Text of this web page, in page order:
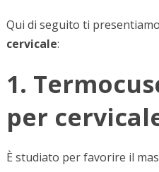
Qui di seguito ti presentiamo
cervicale:
1.
per
È studiato per favorire il